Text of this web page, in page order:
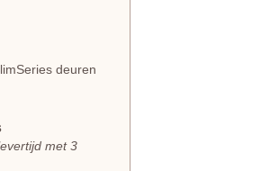
deuren
met 3